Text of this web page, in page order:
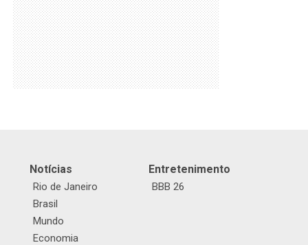
Notícias
Rio de Janeiro
Brasil
Mundo
Economia
Entretenimento
BBB 26